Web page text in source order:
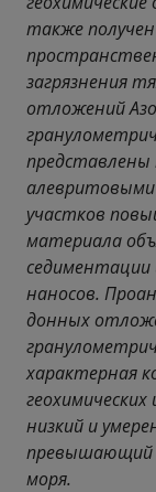
также
загрязнения
отложений
алевритовыми
участков
материала
наносов.
донных
характерная
геохимических
низкий и
превышающий
моря.